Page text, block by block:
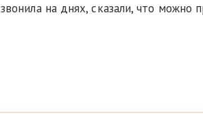
звонила на днях, сказали, что можно